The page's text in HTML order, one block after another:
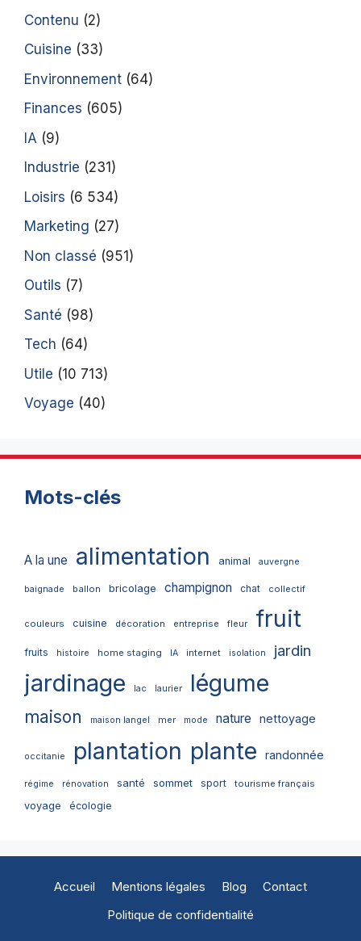
Contenu (2)
Cuisine (33)
Environnement (64)
Finances (605)
IA (9)
Industrie (231)
Loisirs (6 534)
Marketing (27)
Non classé (951)
Outils (7)
Santé (98)
Tech (64)
Utile (10 713)
Voyage (40)
Mots-clés
A la une alimentation animal auvergne
baignade ballon bricolage champignon chat collectif
couleurs cuisine décoration entreprise fleur fruit
fruits histoire home staging IA internet isolation jardin
jardinage lac laurier légume
maison maison langel mer mode nature nettoyage
occitanie plantation plante randonnée
régime rénovation santé sommet sport tourisme français
voyage écologie
Accueil Mentions légales Blog
Contact
Politique de confidentialité